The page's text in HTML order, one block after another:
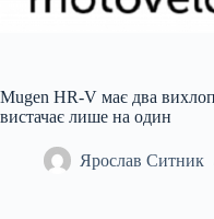
Mugen HR-V має два
вистачає лише на один
Ярослав Ситник